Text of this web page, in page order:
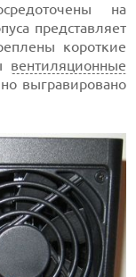
на
представляет
короткие
вентиляционные
выгравировано